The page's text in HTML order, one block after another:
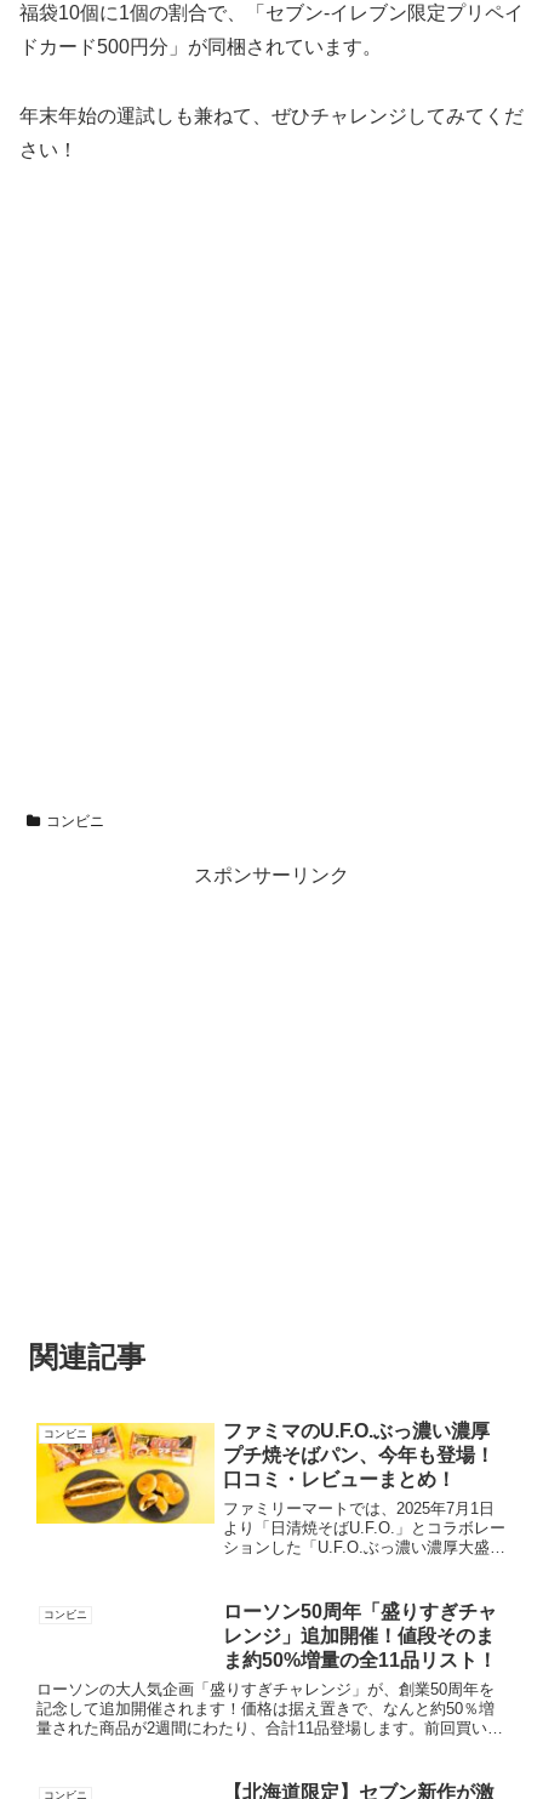
福袋10個に1個の割合で、「セブン-イレブン限定プリペイ
ドカード500円分」が同梱されています。
年末年始の運試しも兼ねて、ぜひチャレンジしてみてくだ
さい！
コンビニ
スポンサーリンク
関連記事
コンビニ
ファミマのU.F.O.ぶっ濃い濃厚
プチ焼そばパン、今年も登場！
口コミ・レビューまとめ！
ファミリーマートでは、2025年7月1日
より「日清焼そばU.F.O.」とコラボレー
ションした「U.F.O.ぶっ濃い濃厚大盛焼
ヨ）」が販売されます。このシリーズは
2...
コンビニ
ローソン50周年「盛りすぎチャ
レンジ」追加開催！値段そのま
ま約50%増量の全11品リスト！
ローソンの大人気企画「盛りすぎチャレンジ」が、創業50周年を
記念して追加開催されます！価格は据え置きで、なんと約50％増
量された商品が2週間にわたり、合計11品登場します。前回買い逃
コンビニ 【北海道限定】セブン新作が激